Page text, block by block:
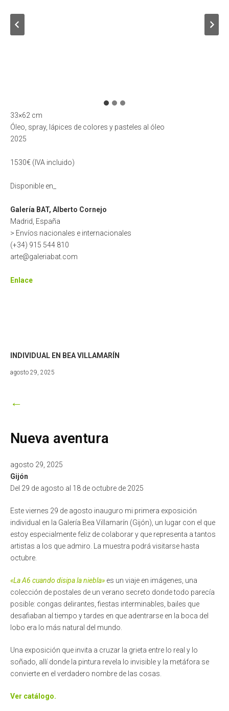
33×62 cm
Óleo, spray, lápices de colores y pasteles al óleo
2025
1530€ (IVA incluido)
Disponible en_
Galería BAT, Alberto Cornejo
Madrid, España
> Envíos nacionales e internacionales
(+34) 915 544 810
arte@galeriabat.com
Enlace
INDIVIDUAL EN BEA VILLAMARÍN
agosto 29, 2025
←
Nueva aventura
agosto 29, 2025
Gijón
Del 29 de agosto al 18 de octubre de 2025
Este viernes 29 de agosto inauguro mi primera exposición
individual en la Galería Bea Villamarín (Gijón), un lugar con el que
estoy especialmente feliz de colaborar y que representa a tantos
artistas a los que admiro. La muestra podrá visitarse hasta
octubre.
«La A6 cuando disipa la niebla» es un viaje en imágenes, una
colección de postales de un verano secreto donde todo parecía
posible: congas delirantes, fiestas interminables, bailes que
desafiaban al tiempo y tardes en que adentrarse en la boca del
lobo era lo más natural del mundo.
Una exposición que invita a cruzar la grieta entre lo real y lo
soñado, allí donde la pintura revela lo invisible y la metáfora se
convierte en el verdadero nombre de las cosas.
Ver catálogo.